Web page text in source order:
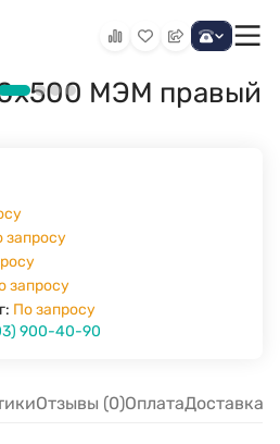
МЭМ правый
запросу
запросу
По запросу
900-40-90
Отзывы (0)ОплатаДоставка